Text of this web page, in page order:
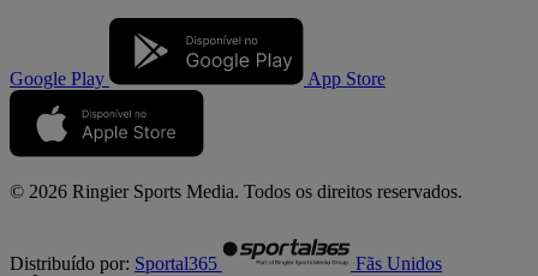
Google Play App Store
© 2026 Ringier Sports Media. Todos os direitos reservados.
Distribuído por: Sportal365 Fãs Unidos